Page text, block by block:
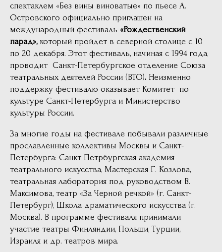
спектаклем «Без вины виноватые» по пьесе А.
Островского официально приглашен на
международный фестиваль «Рождественский
парад», который пройдет в северной столице с 10
по 20 декабря. Этот фестиваль, начиная с 1994 года,
проводит Санкт-Петербургское отделение Союза
театральных деятелей России (ВТО). Неизменно
поддержку фестивалю оказывает Комитет по
культуре Санкт-Петербурга и Министерство
культуры России.
За многие годы на фестивале побывали различные
прославленные коллективы Москвы и Санкт-
Петербурга: Санкт-Петрбургская академия
театрального искусства, Мастерская Г. Козлова,
театральная лаборатория под руководством В.
Максимова, театр «За Черной речкой» (г. Санкт-
Петербург), Школа драматического искусства (г.
Москва). В программе фестиваля принимали
участие театры Финляндии, Польши, Турции,
Израиля и др. театров мира.